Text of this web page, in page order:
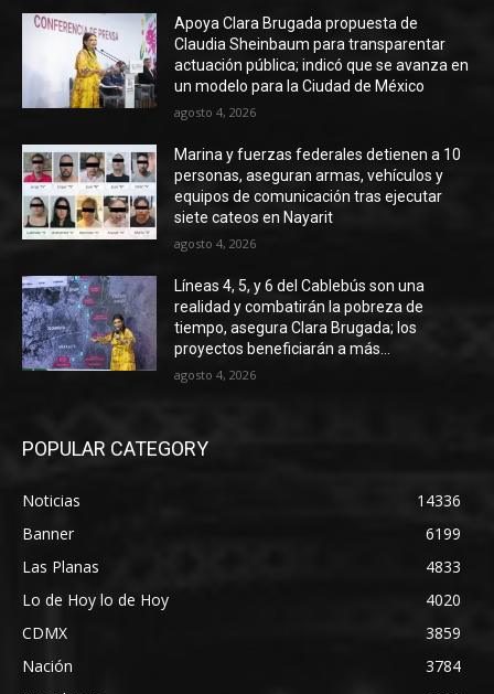
Apoya Clara Brugada propuesta de
Claudia Sheinbaum para transparentar
actuación pública; indicó que se avanza en
un modelo para la Ciudad de México
agosto 4, 2026
Marina y fuerzas federales detienen a 10
personas, aseguran armas, vehículos y
equipos de comunicación tras ejecutar
siete cateos en Nayarit
agosto 4, 2026
Líneas 4, 5, y 6 del Cablebús son una
realidad y combatirán la pobreza de
tiempo, asegura Clara Brugada; los
proyectos beneficiarán a más...
agosto 4, 2026
POPULAR CATEGORY
Noticias
14336
Banner
6199
Las Planas
4833
Lo de Hoy lo de Hoy
4020
CDMX
3859
Nación
3784